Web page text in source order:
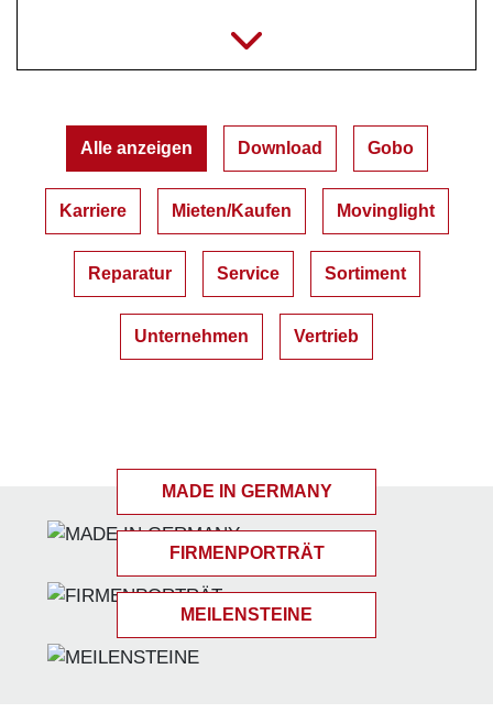
Alle anzeigen Download Gobo
Karriere Mieten/Kaufen Movinglight
Reparatur Service Sortiment
Unternehmen Vertrieb
MADE IN GERMANY
FIRMENPORTRÄT
MEILENSTEINE